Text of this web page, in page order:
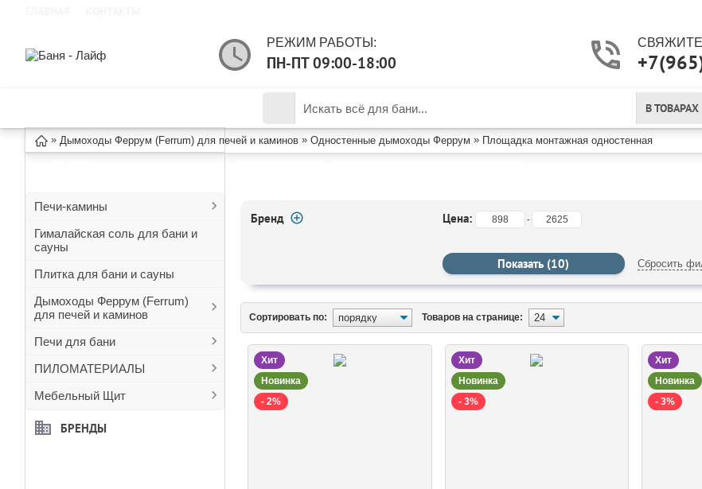
РЕЖИМ РАБОТЫ:
ПН-ПТ 09:00-18:00
В ТОВАРАХ
» Дымоходы Феррум (Ferrum) для печей и каминов » Одностенные дымоходы Феррум » Площадка монтажная одностенная
Печи-камины
Гималайская соль для бани и
сауны
Плитка для бани и сауны
Дымоходы Феррум (Ferrum)
для печей и каминов
Печи для бани
ПИЛОМАТЕРИАЛЫ
Мебельный Щит
БРЕНДЫ
Бренд Цена: -
Сбросить
Сортировать по: Товаров на странице:
Хит
Новинка
- 2%
Хит
Новинка
- 3%
Хит
Новинка
- 3%